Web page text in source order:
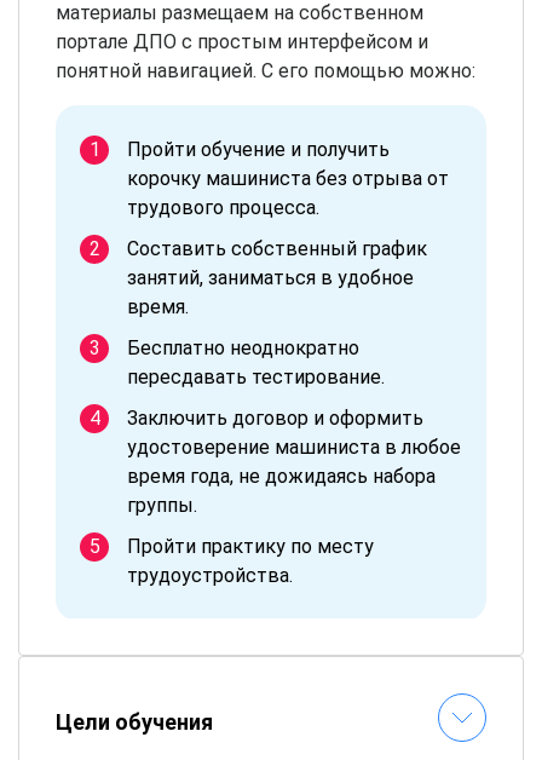
материалы размещаем на собственном
портале ДПО с простым интерфейсом и
понятной навигацией. С его помощью можно:
Пройти обучение и получить
корочку машиниста без отрыва от
трудового процесса.
Составить собственный график
занятий, заниматься в удобное
время.
Бесплатно неоднократно
пересдавать тестирование.
Заключить договор и оформить
удостоверение машиниста в любое
время года, не дожидаясь набора
группы.
Пройти практику по месту
трудоустройства.
Цели обучения